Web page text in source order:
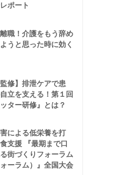
ポート
職！介護をもう辞め
うと思った時に効く
監修】排泄ケアで患
立を支える！第１回
ター研修』とは？
による低栄養を打
支援 『最期まで口
街づくりフォーラム
ォーラム）』全国大会